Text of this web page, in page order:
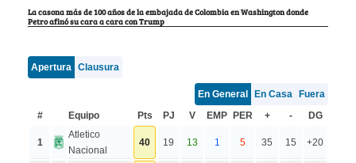
La casona más de 100 años de la embajada de Colombia en Washington donde
Petro afinó su cara a cara con Trump
Apertura Clausura
En General En Casa
Fuera
#
Equipo Pts PJ V EMP PER + - DG
1
Atletico
Nacional
40 19 13 1 5 35 15 +20